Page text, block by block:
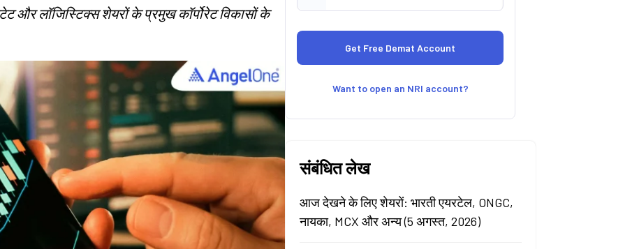
और लॉजिस्टिक्स शेयरों के प्रमुख कॉर्पोरेट विकासों के
Want to open an NRI account?
संबंधित लेख
आज देखने के लिए शेयरों: भारती एयरटेल, ONGC,
नायका, MCX और अन्य (5 अगस्त, 2026)